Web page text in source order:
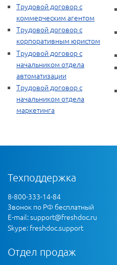
Трудовой договор с
коммерческим агентом
Трудовой договор с
корпоративным юристом
Трудовой договор с
начальником отдела
автоматизации
Трудовой договор с
начальником отдела
маркетинга
Техподдержка
8-800-333-14-84
Звонок по РФ бесплатный
E-mail:support@freshdoc.ru
Skype: freshdoc.support
Отдел продаж